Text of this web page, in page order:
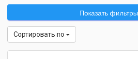
Показать фильтры
Сортировать по